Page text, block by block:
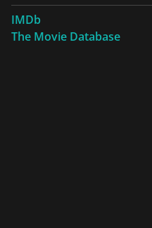
IMDb
The Movie Database